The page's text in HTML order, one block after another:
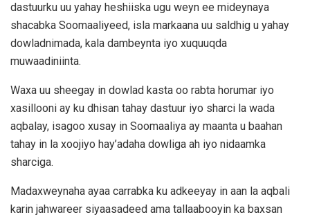
dastuurku uu yahay heshiiska ugu weyn ee mideynaya
shacabka Soomaaliyeed, isla markaana uu saldhig u yahay
dowladnimada, kala dambeynta iyo xuquuqda
muwaadiniinta.
Waxa uu sheegay in dowlad kasta oo rabta horumar iyo
xasillooni ay ku dhisan tahay dastuur iyo sharci la wada
aqbalay, isagoo xusay in Soomaaliya ay maanta u baahan
tahay in la xoojiyo hay’adaha dowliga ah iyo nidaamka
sharciga.
Madaxweynaha ayaa carrabka ku adkeeyay in aan la aqbali
karin jahwareer siyaasadeed ama tallaabooyin ka baxsan